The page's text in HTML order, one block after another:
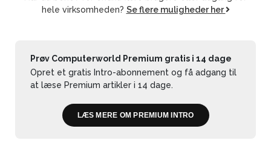
hele virksomheden? Se flere muligheder her
Prøv Computerworld Premium gratis i 14 dage
Opret et gratis Intro-abonnement og få adgang til
at læse Premium artikler i 14 dage.
LÆS MERE OM PREMIUM INTRO